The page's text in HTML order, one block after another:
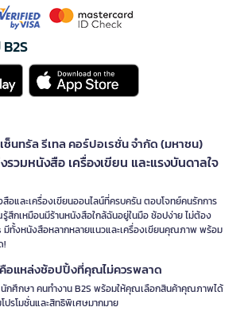
ซ็นทรัล รีเทล คอร์ปอเรชั่น จำกัด (มหาชน)
รวมหนังสือ เครื่องเขียน และแรงบันดาลใจ
อและเครื่องเขียนออนไลน์ที่ครบครัน ตอบโจทย์คนรักการ
สึกเหมือนมีร้านหนังสือใกล้ฉันอยู่ในมือ ช้อปง่าย ไม่ต้อง
มีทั้งหนังสือหลากหลายแนวและเครื่องเขียนคุณภาพ พร้อม
!
คือแหล่งช้อปปิ้งที่คุณไม่ควรพลาด
นักศึกษา คนทำงาน B2S พร้อมให้คุณเลือกสินค้าคุณภาพได้
รโมชั่นและสิทธิพิเศษมากมาย